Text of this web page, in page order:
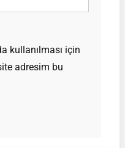
kullanılması için
adresim bu